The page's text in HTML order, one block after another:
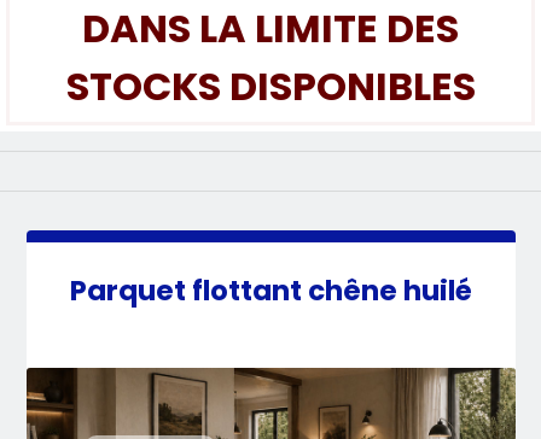
DANS LA LIMITE DES
STOCKS DISPONIBLES
Parquet flottant chêne huilé